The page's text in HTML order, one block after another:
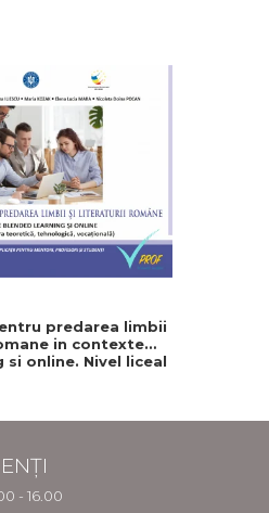
predarea limbii
in contexte
si online. Nivel liceal
- 16.00